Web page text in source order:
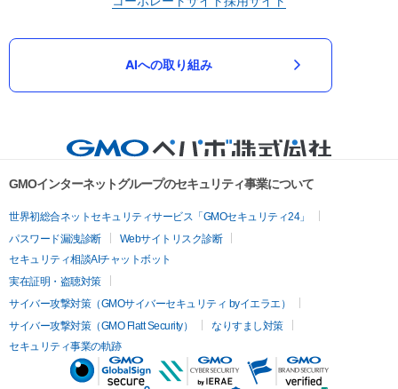
AIへの取り組み
GMOインターネットグループのセキュリティ事業について
世界初総合ネットセキュリティサービス「GMOセキュリティ24」
パスワード漏洩診断
Webサイトリスク診断
セキュリティ相談AIチャットボット
実在証明・盗聴対策
サイバー攻撃対策（GMOサイバーセキュリティ byイエラエ）
サイバー攻撃対策（GMO Flatt Security）
なりすまし対策
セキュリティ事業の軌跡